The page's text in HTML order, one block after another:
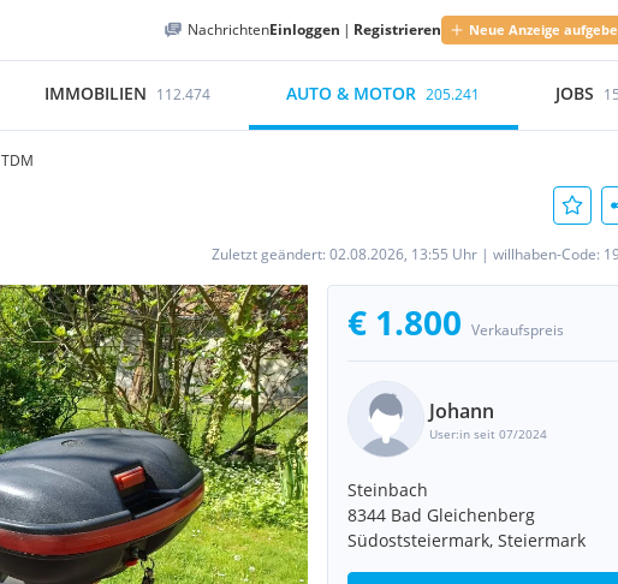
NachrichtenEinloggen | Registrieren Neue Anzeige
IMMOBILIEN 112.474 AUTO & MOTOR 205.241 JOBS
TDM
Zuletzt geändert: 02.08.2026, 13:55 Uhr | willhaben-Code:
€ 1.800 Verkaufspreis
Johann
User:in seit 07/2024
Steinbach
8344 Bad Gleichenberg
Südoststeiermark, Steiermark